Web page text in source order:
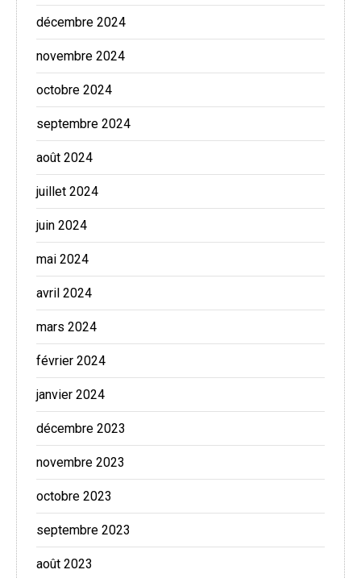
décembre 2024
novembre 2024
octobre 2024
septembre 2024
août 2024
juillet 2024
juin 2024
mai 2024
avril 2024
mars 2024
février 2024
janvier 2024
décembre 2023
novembre 2023
octobre 2023
septembre 2023
août 2023